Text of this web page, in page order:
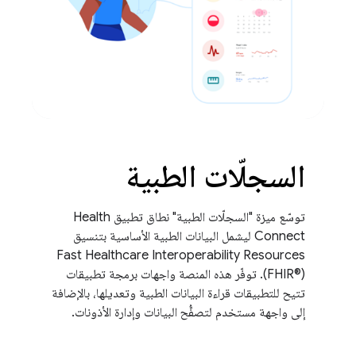
السجلّات الطبية
توسّع ميزة "السجلّات الطبية" نطاق تطبيق Health
Connect ليشمل البيانات الطبية الأساسية بتنسيق
Fast Healthcare Interoperability Resources
(FHIR®). توفّر هذه المنصة واجهات برمجة تطبيقات
تتيح للتطبيقات قراءة البيانات الطبية وتعديلها، بالإضافة
إلى واجهة مستخدم لتصفُّح البيانات وإدارة الأذونات.